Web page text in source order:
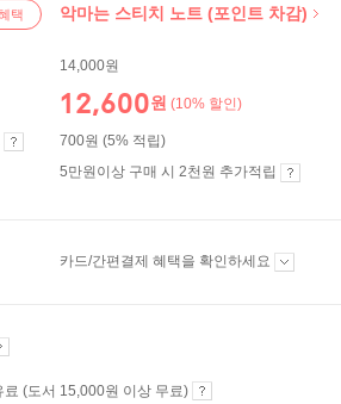
택 악마는 스티치 노트 (포인트 차감)
14,000원
12,600원 (10% 할인)
700원 (5% 적립)
5만원이상 구매 시 2천원 추가적립
카드/간편결제 혜택을 확인하세요
료 (도서 15,000원 이상 무료)